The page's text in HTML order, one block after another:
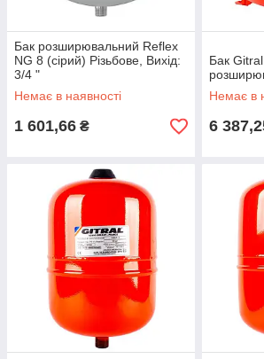
Бак розширювальний Reflex
NG 8 (сірий) Різьбове, Вихід:
3/4 "
Немає в наявності
1 601,66 ₴
Бак Gitral
Немає в
6